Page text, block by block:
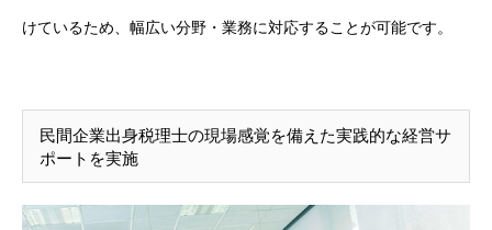
けているため、幅広い分野・業務に対応することが可能です。
民間企業出身税理士の現場感覚を備えた実践的な経営サ
ポートを実施